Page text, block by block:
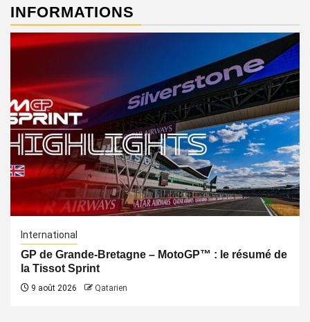
INFORMATIONS
International
GP de Grande-Bretagne – MotoGP™ : le résumé de
la Tissot Sprint
9 août 2026 Qatarien